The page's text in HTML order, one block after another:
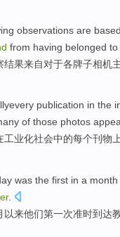
observations are
from having belonged to
结果来自对于各牌子相机
publication in the
of those photos
工业化社会中的每个刊物
was the first in a month
.
以来他们第一次准时到达